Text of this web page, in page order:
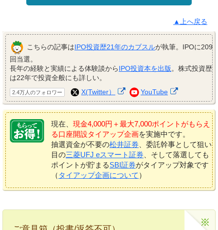
▲上へ戻る
こちらの記事はIPO投資歴21年のカブスルが執筆。IPOに209
回当選。
長年の経験と実績による体験談からIPO投資本を出版。株式投資歴
は22年で投資全般にも詳しい。
2.4万人のフォロワー X(Twitter） YouTube
現在、 現金4,000円＋最大7,000ポイントがもらえ
る口座開設タイアップ企画を実施中です。
抽選資金が不要の松井証券、委託幹事として狙い
目の三菱UFJ eスマート証券、そして落選しても
ポイントが貯まるSBI証券がタイアップ対象です
（ タイアップ企画について ）